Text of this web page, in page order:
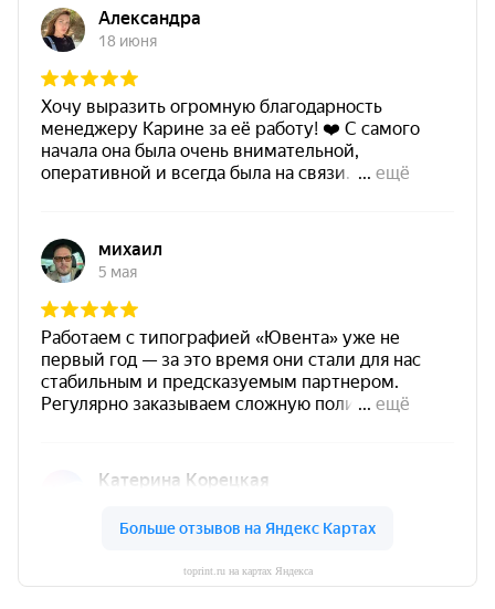
toprint.ru на картах Яндекса